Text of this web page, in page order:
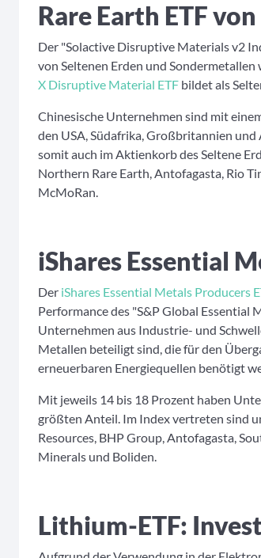
Rare Earth ETF
Der "Solactive Disruptive Materials v2
von Seltenen Erden und
X Disruptive Material ETF bildet als
Chinesische Unternehmen sind mit
den USA, Südafrika, Großbritannien
somit auch im Aktienkorb des Seltene
Northern Rare Earth, Antofagasta, Rio
McMoRan.
iShares Essential
Der iShares Essential Metals Producers
Performance des "S&P Global Essential
Unternehmen aus Industrie- und
Metallen beteiligt sind, die für den
erneuerbaren Energiequellen benötigt
Mit jeweils 14 bis 18 Prozent haben
größten Anteil. Im Index vertreten sind
Resources, BHP Group, Antofagasta,
Minerals und Boliden.
Lithium-ETF: